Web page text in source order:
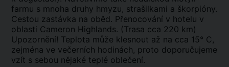
farmu s mnoha druhy hmyzu, strašilkami a škorpióny.
Cestou zastávka na oběd. Přenocování v hotelu v
oblasti Cameron Highlands. (Trasa cca 220 km)
Upozornění! Teplota může klesnout až na cca 15° C,
zejména ve večerních hodinách, proto doporučujeme
vzít s sebou nějaké teplé oblečení.